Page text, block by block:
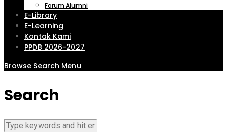
Forum Alumni
E-Library
E-Learning
Kontak Kami
PPDB 2026-2027
Browse Search Menu
Search